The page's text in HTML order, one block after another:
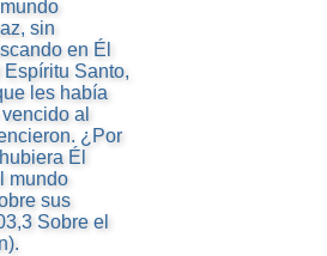
sin
en Él
Santo,
les había
al
¿Por
Él
mundo
sus
Sobre el